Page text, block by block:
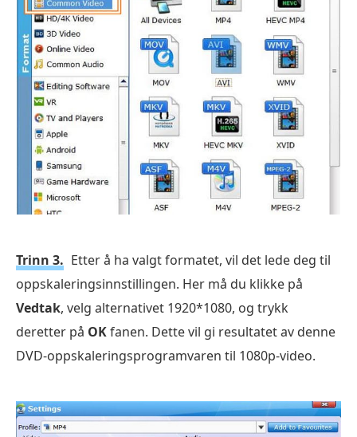
Trinn 3. Etter å ha valgt formatet, vil det lede deg til
oppskaleringsinnstillingen. Her må du klikke på
Vedtak, velg alternativet 1920*1080, og trykk
deretter på OKfanen. Dette vil gi resultatet av denne
DVD-oppskaleringsprogramvaren til 1080p-video.